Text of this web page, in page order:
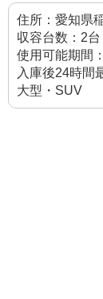
住所：愛知県
収容台数：2台
使用可能期間
入庫後24時間
大型・SUV